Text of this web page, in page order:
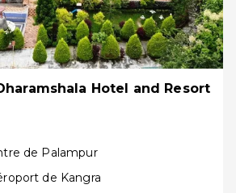
Hotel and Resort
de Palampur
de Kangra